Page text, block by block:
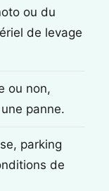
ou du
de levage
ou non,
panne.
parking
de